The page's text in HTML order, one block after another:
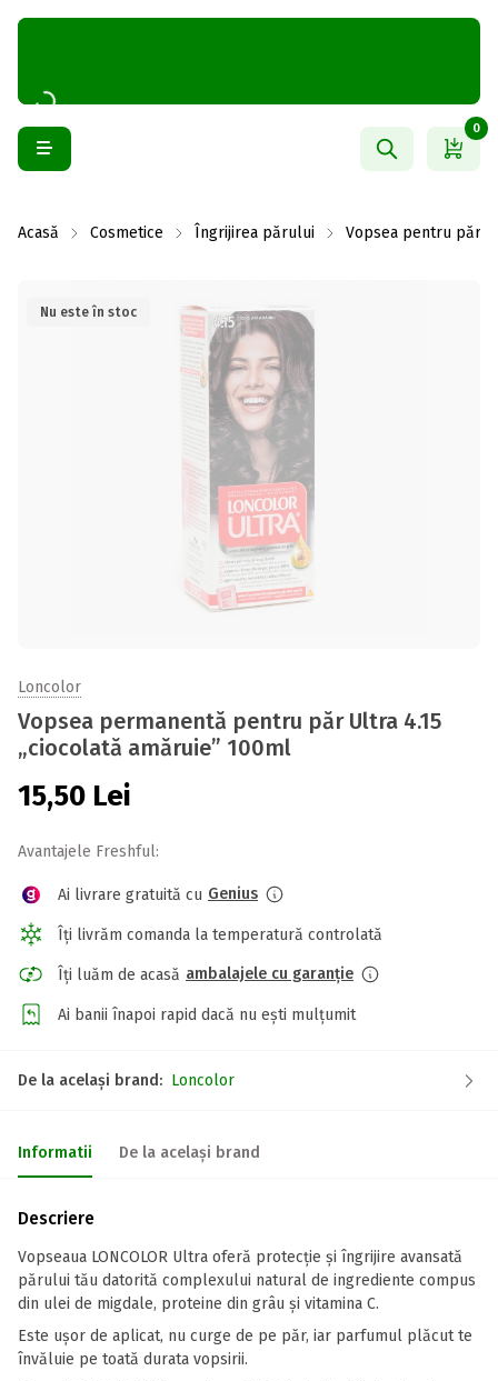
0
Acasă Cosmetice Îngrijirea părului Vopsea pentru păr
Nu este în stoc
Loncolor
Vopsea permanentă pentru păr Ultra 4.15
„ciocolată amăruie” 100ml
15,50 Lei
Avantajele Freshful:
Ai livrare gratuită cu Genius
Îți livrăm comanda la temperatură controlată
Îți luăm de acasă ambalajele cu garanție
Ai banii înapoi rapid dacă nu ești mulțumit
De la același brand: Loncolor
Informatii De la același brand
Descriere
Vopseaua LONCOLOR Ultra oferă protecție și îngrijire avansată
părului tău datorită complexului natural de ingrediente compus
din ulei de migdale, proteine din grâu și vitamina C.
Este ușor de aplicat, nu curge de pe păr, iar parfumul plăcut te
învăluie pe toată durata vopsirii.